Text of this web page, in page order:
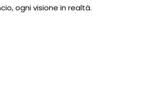
ogni visione in realtà.